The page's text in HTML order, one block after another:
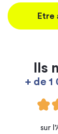
Etre
Ils
+ de
sur